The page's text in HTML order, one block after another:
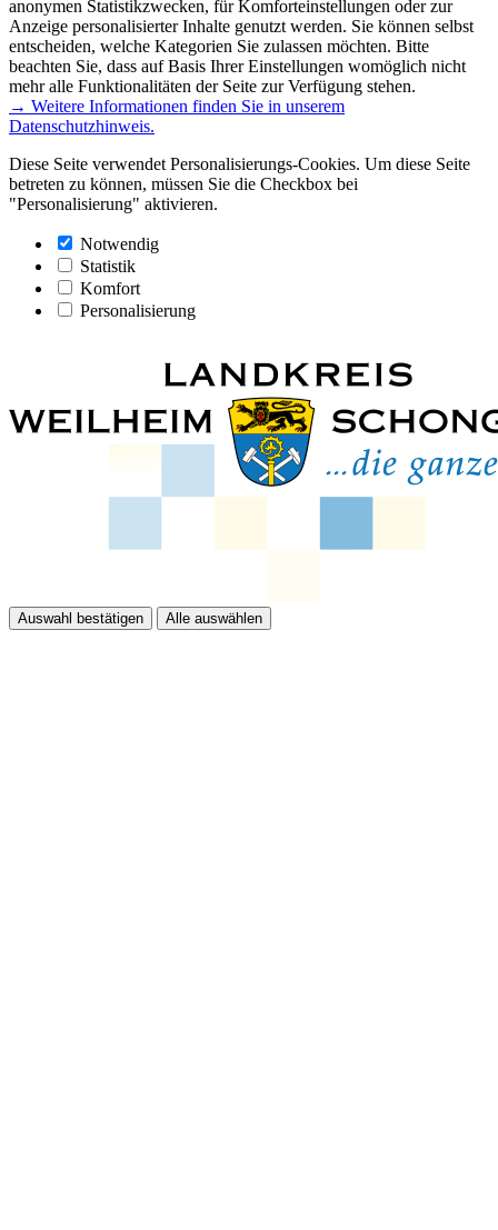
anonymen Statistikzwecken, für Komforteinstellungen oder zur
Anzeige personalisierter Inhalte genutzt werden. Sie können selbst
entscheiden, welche Kategorien Sie zulassen möchten. Bitte
beachten Sie, dass auf Basis Ihrer Einstellungen womöglich nicht
mehr alle Funktionalitäten der Seite zur Verfügung stehen.
→ Weitere Informationen finden Sie in unserem
Datenschutzhinweis.
Diese Seite verwendet Personalisierungs-Cookies. Um diese Seite
betreten zu können, müssen Sie die Checkbox bei
"Personalisierung" aktivieren.
Notwendig
Statistik
Komfort
Personalisierung
Auswahl bestätigen Alle auswählen